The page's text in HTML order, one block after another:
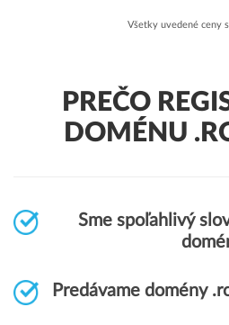
Všetky uvedené ceny
PREČO
DOMÉNU
Sme spoľahlivý
Predávame domény